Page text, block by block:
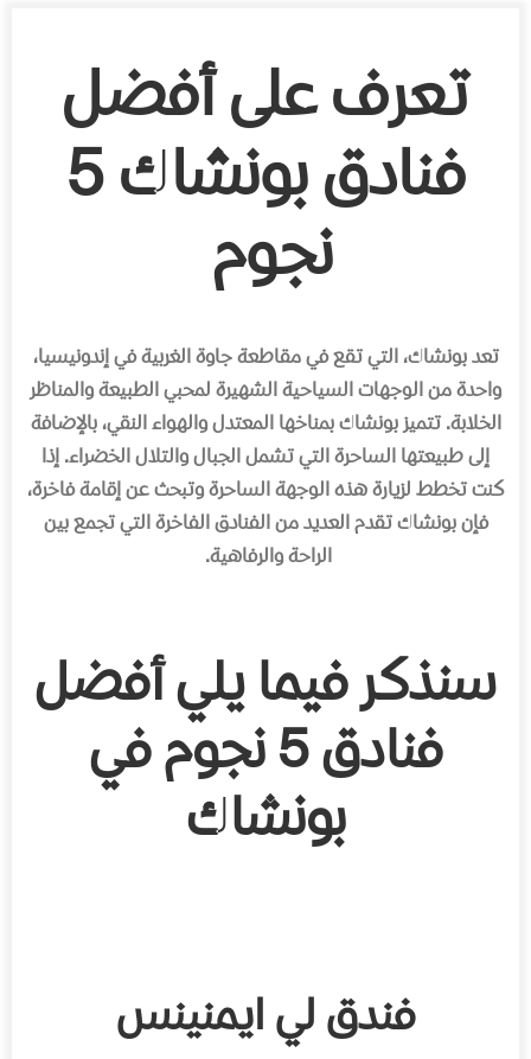
تعرف على أفضل
فنادق بونشاك 5
نجوم
تعد بونشاك، التي تقع في مقاطعة جاوة الغربية في إندونيسيا،
واحدة من الوجهات السياحية الشهيرة لمحبي الطبيعة والمناظر
الخلابة. تتميز بونشاك بمناخها المعتدل والهواء النقي، بالإضافة
إلى طبيعتها الساحرة التي تشمل الجبال والتلال الخضراء. إذا
كنت تخطط لزيارة هذه الوجهة الساحرة وتبحث عن إقامة فاخرة،
فإن بونشاك تقدم العديد من الفنادق الفاخرة التي تجمع بين
الراحة والرفاهية.
سنذكر فيما يلي أفضل
فنادق 5 نجوم في
بونشاك
فندق لي ايمنينس